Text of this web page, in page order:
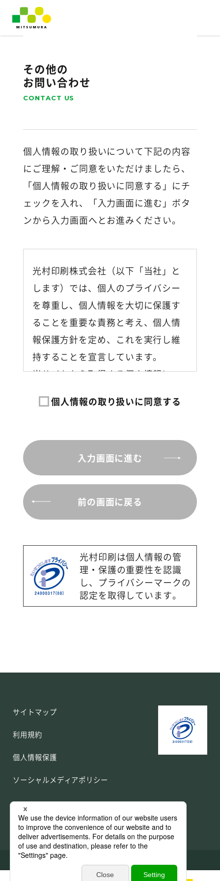
その他の
お問い合わせ
CONTACT US
個人情報の取り扱いについて下記の内容
にご理解・ご同意をいただけましたら、
「個人情報の取り扱いに同意する」にチ
ェックを入れ、「入力画面に進む」ボタ
ンから入力画面へとお進みください。
光村印刷株式会社（以下「当社」と
します）では、個人のプライバシー
を尊重し、個人情報を大切に保護す
ることを重要な責務と考え、個人情
報保護方針を定め、これを実行し維
持することを宣言しています。
当サイトから取得する個人情報につ
る法令等を遵守するとともに、以下
１. 個人情報管理責任者
代理人：個人情報管理責任者 総務
連絡先につきましては下記「個人情
報に関するお客様相談窓口」をご覧
２. 利用目的
当サイトから取得する個人情報は、
以下の目的の達成に必要な範囲内で
取り扱います。また、利用目的の範
（1） お問い合わせに対するご連
３. 第三者への提供
当社がお客さまから取得した個人情
りません。
得た場合
（2）国の機関、地方公共団体または
その委託を受けた者が法令の定める
事務を遂行することに対して協力す
個人情報の取り扱いに同意する
前の画面に戻る
入力画面に進む
光村印刷は個人情報の管
理・保護の重要性を認識
し、プライバシーマークの
認定を取得しています。
サイトマップ
利用規約
個人情報保護
ソーシャルメディアポリシー
Copyright 2026 MITSUMURA PRINTING Co., Ltd.